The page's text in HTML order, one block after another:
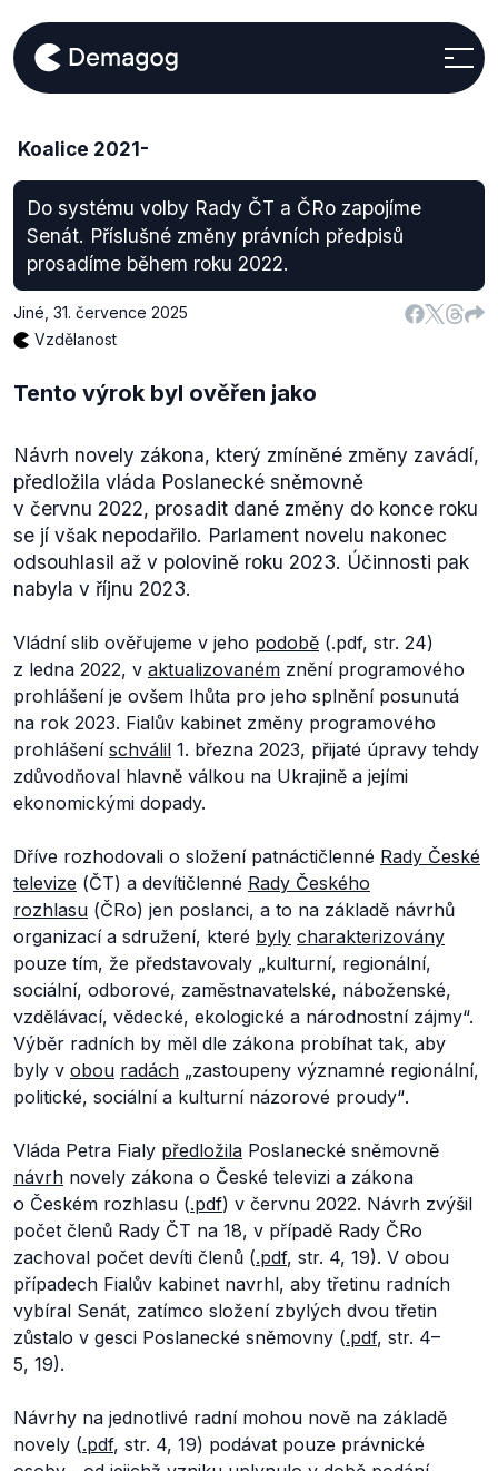
Koalice 2021-
Do systému volby Rady ČT a ČRo zapojíme
Senát. Příslušné změny právních předpisů
prosadíme během roku 2022.
Jiné 31. července 2025
Vzdělanost
Tento výrok byl ověřen jako
Návrh novely zákona, který zmíněné změny zavádí,
předložila vláda Poslanecké sněmovně
v červnu 2022, prosadit dané změny do konce roku
se jí však nepodařilo. Parlament novelu nakonec
odsouhlasil až v polovině roku 2023. Účinnosti pak
nabyla v říjnu 2023.
Vládní slib ověřujeme v jeho podobě (.pdf, str. 24)
z ledna 2022, v aktualizovaném znění programového
prohlášení je ovšem lhůta pro jeho splnění posunutá
na rok 2023. Fialův kabinet změny programového
prohlášení schválil 1. března 2023, přijaté úpravy tehdy
zdůvodňoval hlavně válkou na Ukrajině a jejími
ekonomickými dopady.
Dříve rozhodovali o složení patnáctičlenné Rady České
televize (ČT) a devítičlenné Rady Českého
rozhlasu (ČRo) jen poslanci, a to na základě návrhů
organizací a sdružení, které byly charakterizovány
pouze tím, že představovaly „kulturní, regionální,
sociální, odborové, zaměstnavatelské, náboženské,
vzdělávací, vědecké, ekologické a národnostní zájmy“.
Výběr radních by měl dle zákona probíhat tak, aby
byly v obou radách „zastoupeny významné regionální,
politické, sociální a kulturní názorové proudy“.
Vláda Petra Fialy předložila Poslanecké sněmovně
návrh novely zákona o České televizi a zákona
o Českém rozhlasu (.pdf) v červnu 2022. Návrh zvýšil
počet členů Rady ČT na 18, v případě Rady ČRo
zachoval počet devíti členů (.pdf, str. 4, 19). V obou
případech Fialův kabinet navrhl, aby třetinu radních
vybíral Senát, zatímco složení zbylých dvou třetin
zůstalo v gesci Poslanecké sněmovny (.pdf, str. 4–
5, 19).
Návrhy na jednotlivé radní mohou nově na základě
novely (.pdf, str. 4, 19) podávat pouze právnické